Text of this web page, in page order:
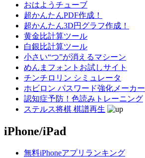
おはようチューブ
超かんたんPDF作成！
超かんたん3D円グラフ作成！
黄金比計算ツール
白銀比計算ツール
小さい“つ”が消えるマシーン
めんまフォントお試しサイト
チンチロリン シミュレータ
ホビロン パスワード強化メーカー
認知症予防！色読みトレーニング
ステルス将棋 棋譜再生
iPhone/iPad
無料iPhoneアプリランキング